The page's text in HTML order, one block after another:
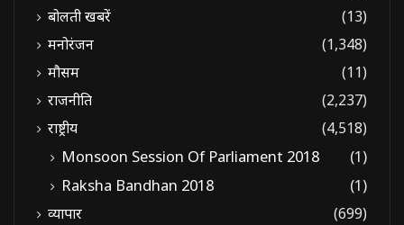
बोलती खबरें
(13)
मनोरंजन
(1,348)
मौसम
(11)
राजनीति
(2,237)
राष्ट्रीय
(4,518)
Monsoon Session Of Parliament 2018
(1)
Raksha Bandhan 2018
(1)
व्यापार
(699)